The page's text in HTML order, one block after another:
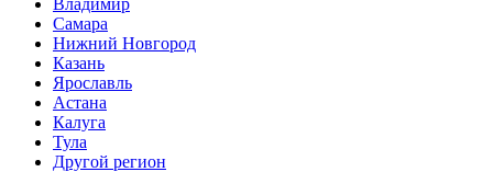
Владимир
Самара
Нижний Новгород
Казань
Ярославль
Астана
Калуга
Тула
Другой регион